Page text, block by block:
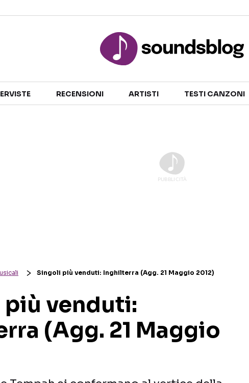
TALENT SHOW
RECENSIONI ARTISTI TESTI CANZONI
Singoli più venduti: Inghilterra (Agg. 21 Maggio 2012)
venduti:
(Agg. 21 Maggio